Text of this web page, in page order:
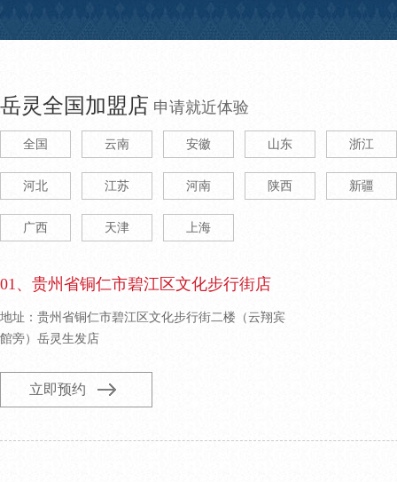
岳灵全国加盟店 申请就近体验
全国 云南 安徽 山东 浙江
河北 江苏 河南 陕西 新疆
广西 天津 上海
01、贵州省铜仁市碧江区文化步行街店
地址：贵州省铜仁市碧江区文化步行街二楼（云翔宾
館旁）岳灵生发店
立即预约